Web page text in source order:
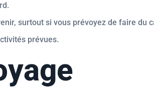
surtout si vous prévoyez de faire du
prévues.